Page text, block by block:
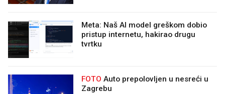
Meta: Naš AI model greškom dobio
pristup internetu, hakirao drugu
tvrtku
FOTO
Zagrebu